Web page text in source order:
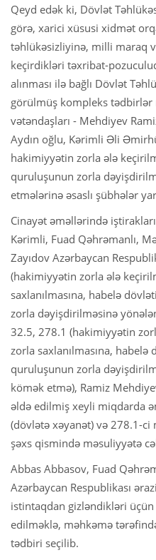
Qeyd edək ki, Dövlət
görə, xarici xüsusi xidmət
təhlükəsizliyinə, milli maraq
keçirdikləri təxribat-
alınması ilə bağlı Dövlət
görülmüş kompleks tədbirlər
vətəndaşları - Mehdiyev
Aydın oğlu, Kərimli Əli
hakimiyyətin zorla ələ
quruluşunun zorla
etmələrinə əsaslı şübhələr
Cinayət əməllərində
Kərimli, Fuad Qəhrəmanlı,
Zayıdov Azərbaycan
(hakimiyyətin zorla ələ
saxlanılmasına, habelə
zorla dəyişdirilməsinə
32.5, 278.1 (hakimiyyətin
zorla saxlanılmasına,
quruluşunun zorla
kömək etmə), Ramiz
əldə edilmiş xeyli miqdarda
(dövlətə xəyanət) və 278.1-
şəxs qismində məsuliyyətə
Abbas Abbasov, Fuad
Azərbaycan Respublikası
istintaqdan gizləndikləri üçün
edilməklə, məhkəmə
tədbiri seçilib.